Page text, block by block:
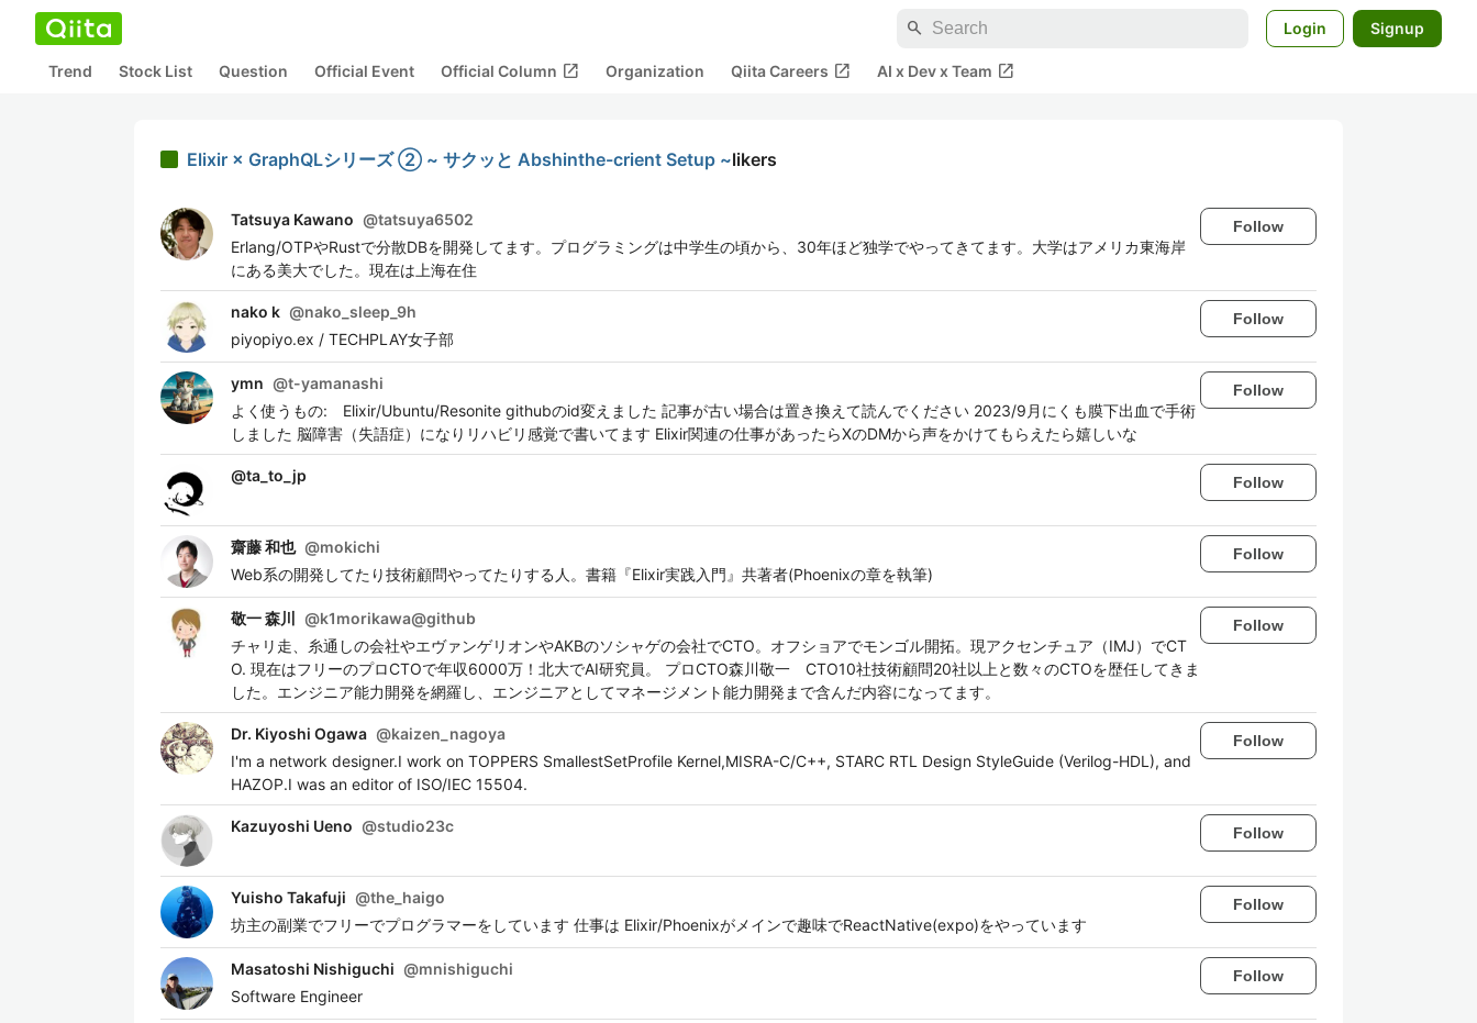
search Login Signup
Trend Stock List Question Official Event Official Column open_in_new Organization Qiita Careers open_in_new AI x Dev x Team open_in_new
Elixir × GraphQLシリーズ ② ~ サクッと Abshinthe-crient Setup ~likers
Tatsuya Kawano @tatsuya6502
Erlang/OTPやRustで分散DBを開発してます。プログラミングは中学生の頃から、30年ほど独学でやってきてます。大学はアメリカ東海岸
にある美大でした。現在は上海在住
Follow
nako k @nako_sleep_9h
piyopiyo.ex / TECHPLAY女子部
Follow
ymn @t-yamanashi
よく使うもの: Elixir/Ubuntu/Resonite githubのid変えました 記事が古い場合は置き換えて読んでください 2023/9月にくも膜下出血で手術
しました 脳障害（失語症）になりリハビリ感覚で書いてます Elixir関連の仕事があったらXのDMから声をかけてもらえたら嬉しいな
Follow
@ta_to_jp Follow
齋藤 和也 @mokichi
Web系の開発してたり技術顧問やってたりする人。書籍『Elixir実践入門』共著者(Phoenixの章を執筆)
Follow
敬一 森川 @k1morikawa@github
チャリ走、糸通しの会社やエヴァンゲリオンやAKBのソシャゲの会社でCTO。オフショアでモンゴル開拓。現アクセンチュア（IMJ）でCT
O. 現在はフリーのプロCTOで年収6000万！北大でAI研究員。 プロCTO森川敬一 CTO10社技術顧問20社以上と数々のCTOを歴任してきま
した。エンジニア能力開発を網羅し、エンジニアとしてマネージメント能力開発まで含んだ内容になってます。
Follow
Dr. Kiyoshi Ogawa @kaizen_nagoya
I'm a network designer.I work on TOPPERS SmallestSetProfile Kernel,MISRA-C/C++, STARC RTL Design StyleGuide (Verilog-HDL), and
HAZOP.I was an editor of ISO/IEC 15504.
Follow
Kazuyoshi Ueno @studio23c Follow
Yuisho Takafuji @the_haigo
坊主の副業でフリーでプログラマーをしています 仕事は Elixir/Phoenixがメインで趣味でReactNative(expo)をやっています
Follow
Masatoshi Nishiguchi @mnishiguchi
Software Engineer
Follow